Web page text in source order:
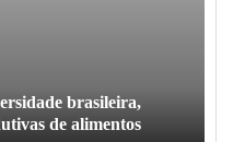
brasileira,
de alimentos